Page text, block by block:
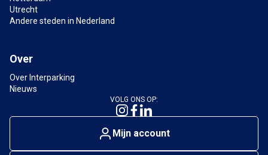
Comedytrain Amsterdam?
korting tot 50%.
Waar kan ik goedkoop parkeren bij Comedyclub
Bij parkeergarage IJDock parkeer je het
voordeligst dooronline te reserveren
verzekerd van een plek en bespaar je op je
Utrecht
Andere steden in Nederland
Over
Over Interparking
Nieuws
VOLG ONS OP:
Mijn account